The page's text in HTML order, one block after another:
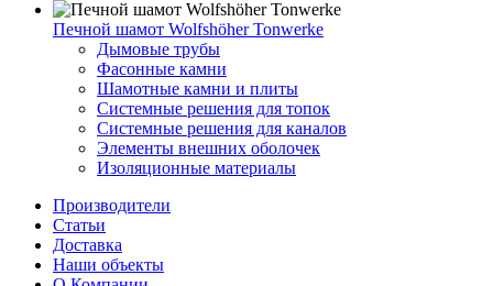
Печной шамот Wolfshöher Tonwerke
Дымовые трубы
Фасонные камни
Шамотные камни и плиты
Системные решения для топок
Системные решения для каналов
Элементы внешних оболочек
Изоляционные материалы
Производители
Статьи
Доставка
Наши объекты